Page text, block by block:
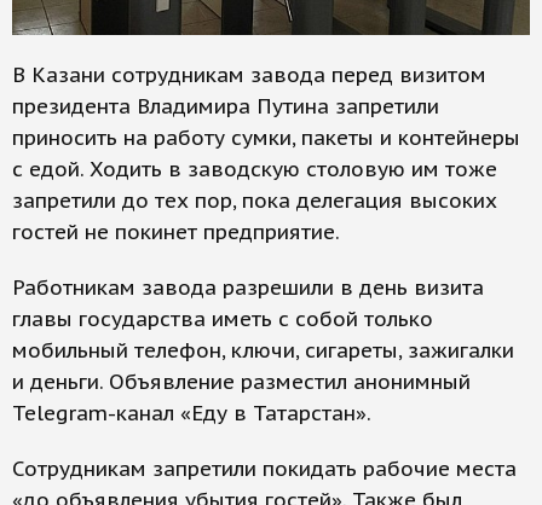
В Казани сотрудникам завода перед визитом
президента Владимира Путина запретили
приносить на работу сумки, пакеты и контейнеры
с едой. Ходить в заводскую столовую им тоже
запретили до тех пор, пока делегация высоких
гостей не покинет предприятие.
Работникам завода разрешили в день визита
главы государства иметь с собой только
мобильный телефон, ключи, сигареты, зажигалки
и деньги. Объявление разместил анонимный
Telegram-канал «Еду в Татарстан».
Сотрудникам запретили покидать рабочие места